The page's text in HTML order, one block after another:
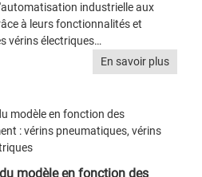
industrielle aux
à leurs fonctionnalités et
vérins électriques…
En savoir plus
modèle en fonction des